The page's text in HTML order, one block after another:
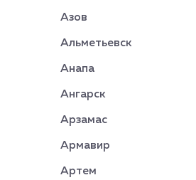
Азов
Альметьевск
Анапа
Ангарск
Арзамас
Армавир
Артем